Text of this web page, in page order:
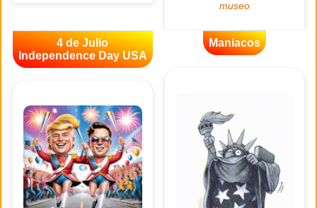
4 de Julio
Independence Day USA
Maniacos